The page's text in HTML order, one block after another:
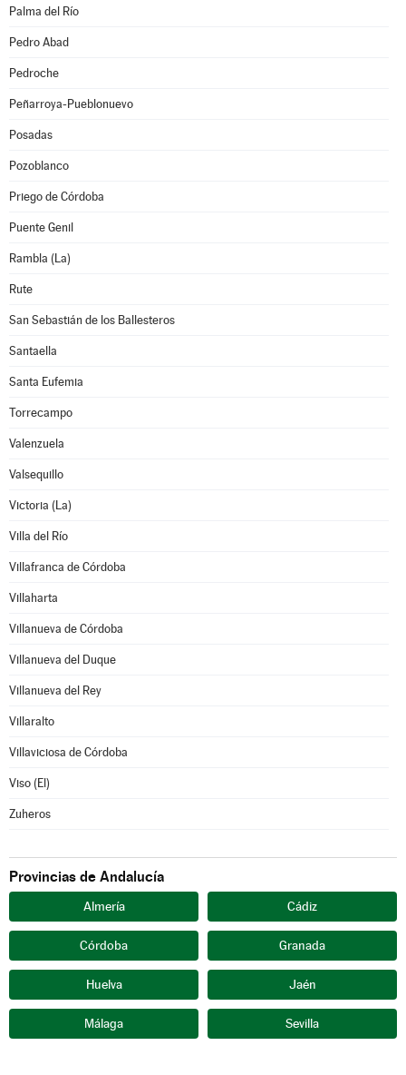
Palma del Río
Pedro Abad
Pedroche
Peñarroya-Pueblonuevo
Posadas
Pozoblanco
Priego de Córdoba
Puente Genil
Rambla (La)
Rute
San Sebastián de los Ballesteros
Santaella
Santa Eufemia
Torrecampo
Valenzuela
Valsequillo
Victoria (La)
Villa del Río
Villafranca de Córdoba
Villaharta
Villanueva de Córdoba
Villanueva del Duque
Villanueva del Rey
Villaralto
Villaviciosa de Córdoba
Viso (El)
Zuheros
Provincias de Andalucía
Almería Cádiz
Córdoba Granada
Huelva Jaén
Málaga Sevilla